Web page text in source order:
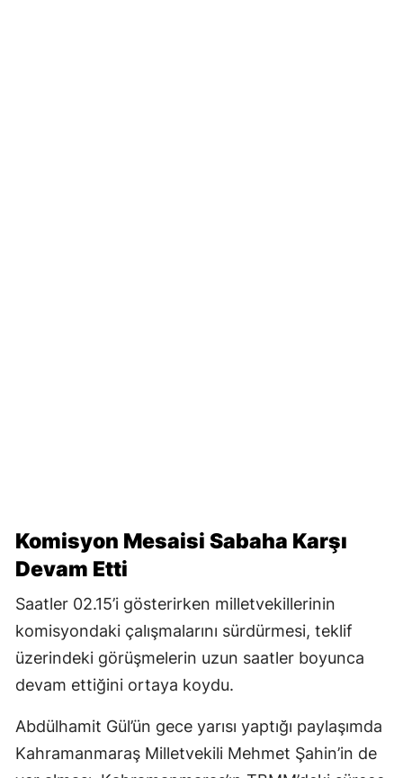
Komisyon Mesaisi Sabaha Karşı
Devam Etti
Saatler 02.15’i gösterirken milletvekillerinin
komisyondaki çalışmalarını sürdürmesi, teklif
üzerindeki görüşmelerin uzun saatler boyunca
devam ettiğini ortaya koydu.
Abdülhamit Gül’ün gece yarısı yaptığı paylaşımda
Kahramanmaraş Milletvekili Mehmet Şahin’in de